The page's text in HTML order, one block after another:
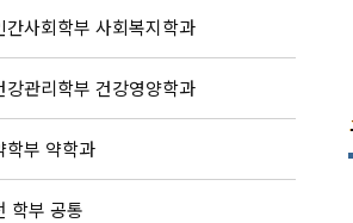
회학부 사회복지학과
리학부 건강영양학과
부 약학과
부 공통